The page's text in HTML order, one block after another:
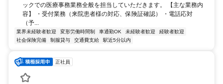
ックでの医療事務業務全般を担当していただきます。 【主な業務内
容】 ・受付業務（来院患者様の対応、保険証確認） ・電話応対
（予...
業界未経験者歓迎 変形労働時間制 車通勤OK 未経験者歓迎
経験者歓迎
社会保険完備
制服貸与 交通費支給 駅近5分以内
正社員